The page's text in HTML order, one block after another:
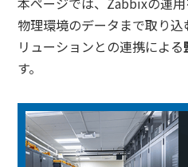
物理環境のデータまで取り
リューションとの連携による
す。